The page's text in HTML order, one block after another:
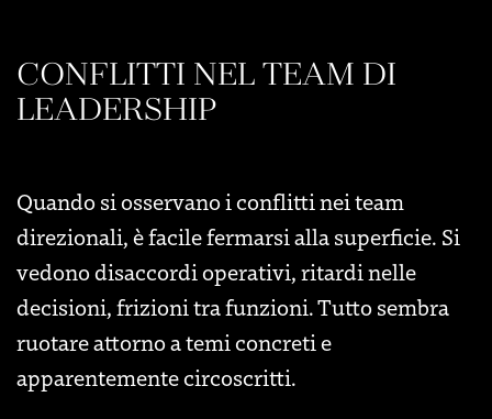
CONFLITTI NEL TEAM DI
LEADERSHIP
Quando si osservano i conflitti nei team
direzionali, è facile fermarsi alla superficie. Si
vedono disaccordi operativi, ritardi nelle
decisioni, frizioni tra funzioni. Tutto sembra
ruotare attorno a temi concreti e
apparentemente circoscritti.